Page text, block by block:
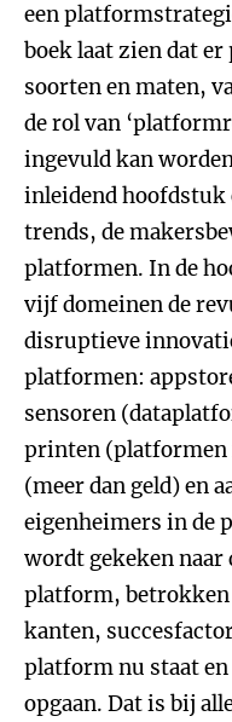
een
boek laat zien dat
soorten en maten,
de rol van
ingevuld kan
inleidend
trends, de
platformen. In de
vijf domeinen de
disruptieve
platformen:
sensoren
printen (platformen
(meer dan geld) en
eigenheimers in de
wordt gekeken naar
platform,
kanten,
platform nu staat
opgaan. Dat is bij